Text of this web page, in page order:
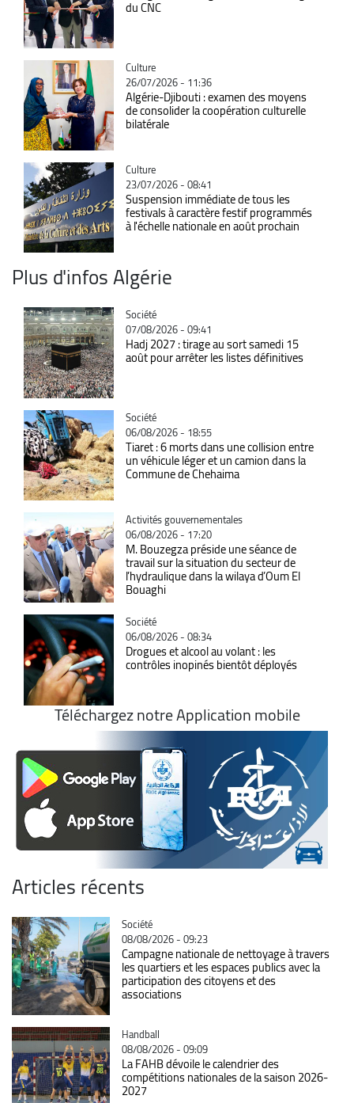
du CNC
Catégorie
Culture
26/07/2026 - 11:36
Algérie-Djibouti : examen des moyens
de consolider la coopération culturelle
bilatérale
Catégorie
Culture
23/07/2026 - 08:41
Suspension immédiate de tous les
festivals à caractère festif programmés
à l'échelle nationale en août prochain
Plus d'infos Algérie
Catégorie
Société
07/08/2026 - 09:41
Hadj 2027 : tirage au sort samedi 15
août pour arrêter les listes définitives
Catégorie
Société
06/08/2026 - 18:55
Tiaret : 6 morts dans une collision entre
un véhicule léger et un camion dans la
Commune de Chehaima
Catégorie
Activités gouvernementales
06/08/2026 - 17:20
M. Bouzegza préside une séance de
travail sur la situation du secteur de
l’hydraulique dans la wilaya d’Oum El
Bouaghi
Catégorie
Société
06/08/2026 - 08:34
Drogues et alcool au volant : les
contrôles inopinés bientôt déployés
Téléchargez notre Application mobile
Articles récents
Catégorie
Société
08/08/2026 - 09:23
Campagne nationale de nettoyage à travers
les quartiers et les espaces publics avec la
participation des citoyens et des
associations
Catégorie
Handball
08/08/2026 - 09:09
La FAHB dévoile le calendrier des
compétitions nationales de la saison 2026-
2027